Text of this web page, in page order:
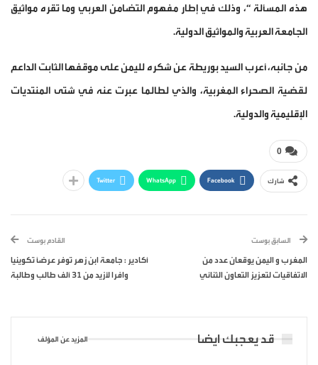
هذه المسألة “، وذلك في إطار مفهوم التضامن العربي وما تقره مواثيق
الجامعة العربية والمواثيق الدولية.
من جانبه، أعرب السيد بوريطة عن شكره لليمن على موقفها الثابت الداعم
لقضية الصحراء المغربية، والذي لطالما عبرت عنه في شتى المنتديات
الإقليمية والدولية.
0
شارك Facebook
WhatsApp
Twitter
السابق بوست
المغرب و اليمن يوقعان عدد من
الاتفاقيات لتعزيز التعاون الثنائي
القادم بوست
أكادير : جامعة ابن زهر توفر عرضاً تكوينيا
وافرا لأزيد من 31 ألف طالب وطالبة
قد يعجبك ايضا المزيد عن المؤلف